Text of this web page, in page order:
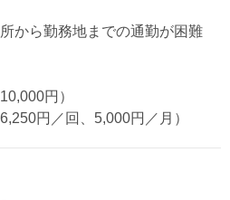
から勤務地までの通勤が困難
円）
円／回、5,000円／月）